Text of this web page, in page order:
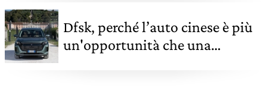
Dfsk, perché l’auto cinese è più
un'opportunità che una